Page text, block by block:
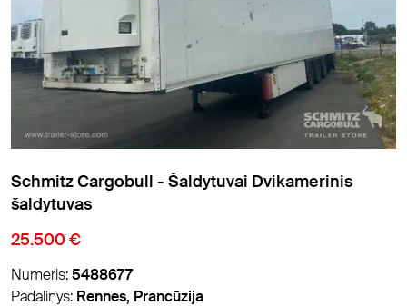
Schmitz Cargobull - Šaldytuvai Dvikamerinis
šaldytuvas
25.500 €
Numeris:5488677
Padalinys: Rennes, Prancūzija